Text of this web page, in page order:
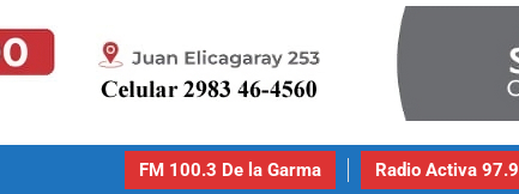
LA... FM 100.3 De la Garma Radio Activa 97.9